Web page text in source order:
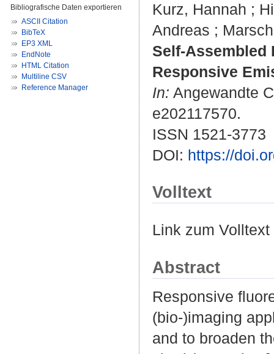
Bibliografische Daten exportieren
ASCII Citation
BibTeX
EP3 XML
EndNote
HTML Citation
Multiline CSV
Reference Manager
Kurz, Hannah ;
Andreas ;
Self-Assembled
Responsive
In: Angewandte
e202117570.
ISSN 1521-3773
DOI: https://
Volltext
Link zum
Abstract
Responsive
(bio-)imaging
and to broaden